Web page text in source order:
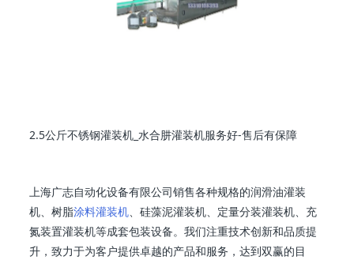
2.5公斤不锈钢灌装机_水合肼灌装机服务好-售后有保障
上海广志自动化设备有限公司销售各种规格的润滑油灌装
机、树脂涂料灌装机、硅藻泥灌装机、定量分装灌装机、充
氮装置灌装机等成套包装设备。我们注重技术创新和品质提
升，致力于为客户提供卓越的产品和服务，达到双赢的目